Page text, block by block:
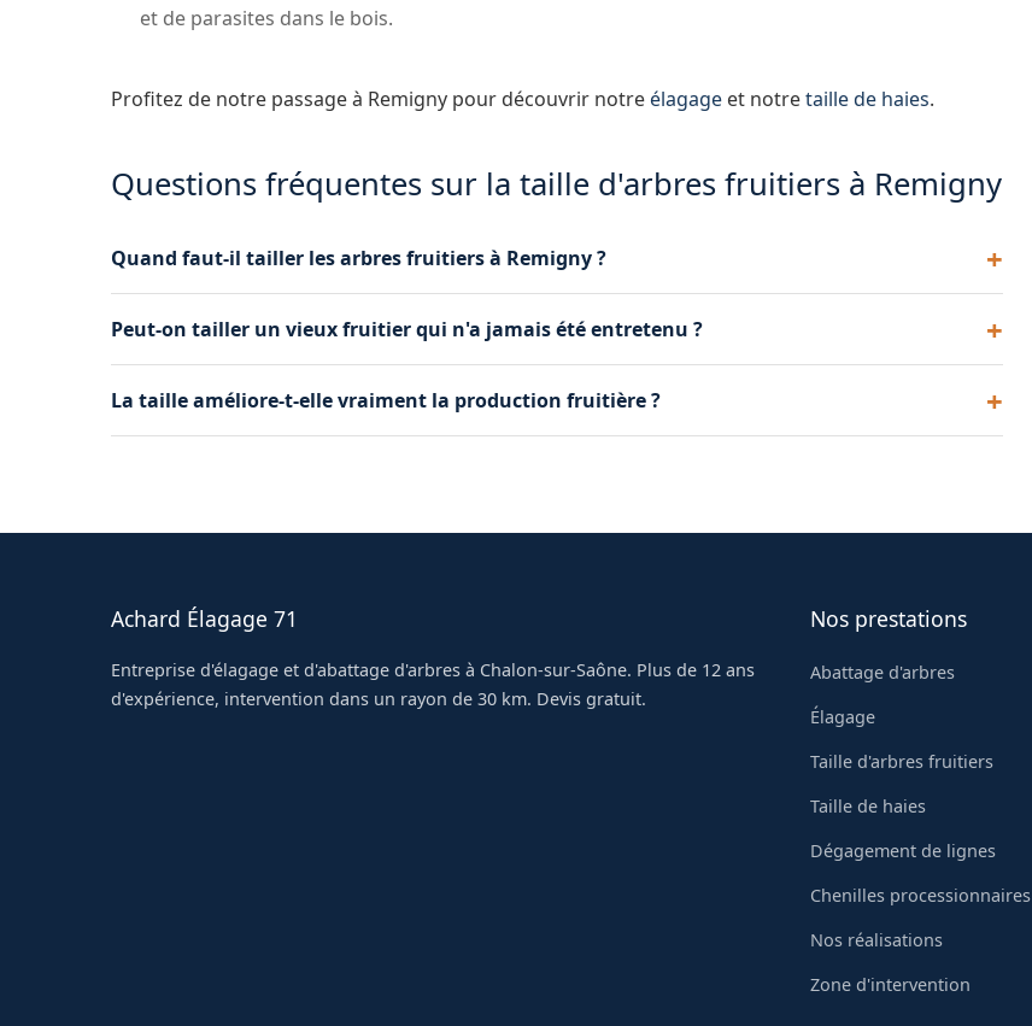
et de parasites dans le bois.
Profitez de notre passage à Remigny pour découvrir notreélagage et notretaille de haies.
Questions fréquentes sur la taille d'arbres fruitiers à Remigny
Quand faut-il tailler les arbres fruitiers à Remigny ?
(cerisiers, pruniers) préfèrent une taille après la récolte, en fin d'été. Nous adaptons notre
calendrier au climat de Remigny.
Peut-on tailler un vieux fruitier qui n'a jamais été entretenu ?
et vigueur à vos vieux arbres fruitiers à Remigny sans les brutaliser.
La taille améliore-t-elle vraiment la production fruitière ?
Achard Élagage 71
Entreprise d'élagage et d'abattage d'arbres à Chalon-sur-Saône. Plus de 12 ans
d'expérience, intervention dans un rayon de 30 km. Devis gratuit.
Nos prestations
Abattage d'arbres
Élagage
Taille d'arbres fruitiers
Taille de haies
Dégagement de lignes
Chenilles processionnaires
Nos réalisations
Zone d'intervention